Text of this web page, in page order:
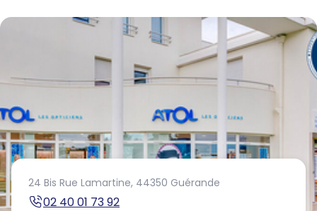
24 Bis Rue Lamartine, 44350 Guérande
02 40 01 73 92